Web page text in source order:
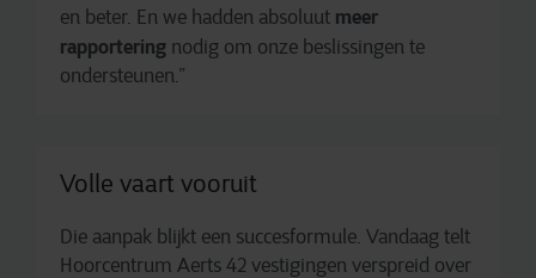
en beter. En we hadden absoluut meer
rapportering nodig om onze beslissingen te
ondersteunen.”
Volle vaart vooruit
Die aanpak blijkt een succesformule. Vandaag telt
Hoorcentrum Aerts 42 vestigingen verspreid over